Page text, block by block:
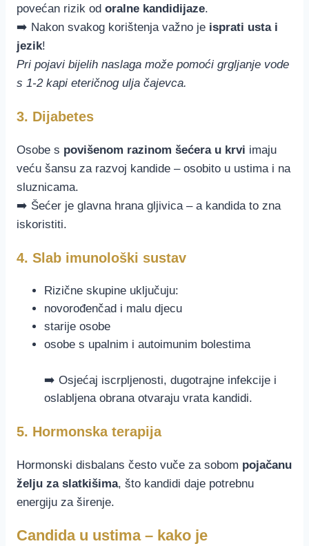
povećan rizik od oralne kandidijaze.
➡️ Nakon svakog korištenja važno je isprati usta i
jezik!
Pri pojavi bijelih naslaga može pomoći grgljanje vode
s 1-2 kapi eteričnog ulja čajevca.
3. Dijabetes
Osobe s povišenom razinom šećera u krvi imaju
veću šansu za razvoj kandide – osobito u ustima i na
sluznicama.
➡️ Šećer je glavna hrana gljivica – a kandida to zna
iskoristiti.
4. Slab imunološki sustav
Rizične skupine uključuju:
novorođenčad i malu djecu
starije osobe
osobe s upalnim i autoimunim bolestima
➡️ Osjećaj iscrpljenosti, dugotrajne infekcije i
oslabljena obrana otvaraju vrata kandidi.
5. Hormonska terapija
Hormonski disbalans često vuče za sobom pojačanu
želju za slatkišima, što kandidi daje potrebnu
energiju za širenje.
Candida u ustima – kako je